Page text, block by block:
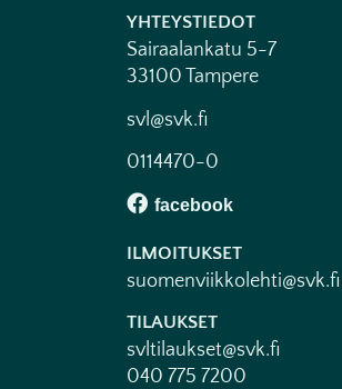
YHTEYSTIEDOT
Sairaalankatu 5-7
33100 Tampere
svl@svk.fi
0114470-0
ILMOITUKSET
suomenviikkolehti@svk.fi
TILAUKSET
svltilaukset@svk.fi
040 775 7200